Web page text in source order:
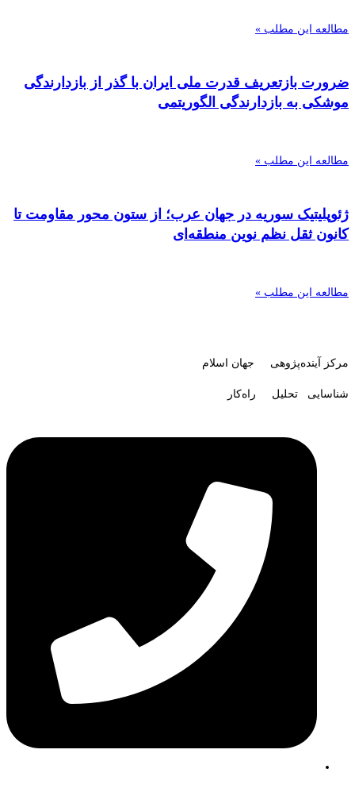
مطالعه این مطلب »
ضرورت بازتعریف قدرت ملی ایران با گذر از بازدارندگی
موشکی به بازدارندگی الگوریتمی
مطالعه این مطلب »
ژئوپلیتیک سوریه در جهان عرب؛ از ستون محور مقاومت تا
کانون ثقل نظم نوین منطقه‌ای
مطالعه این مطلب »
مرکز آینده‌پژوهی جهان اسلام
شناسایی تحلیل راه‌کار